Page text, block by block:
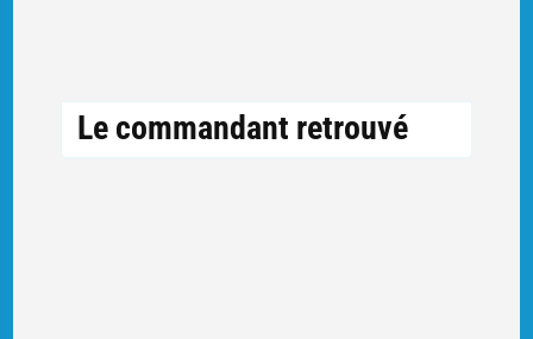
Le commandant retrouvé